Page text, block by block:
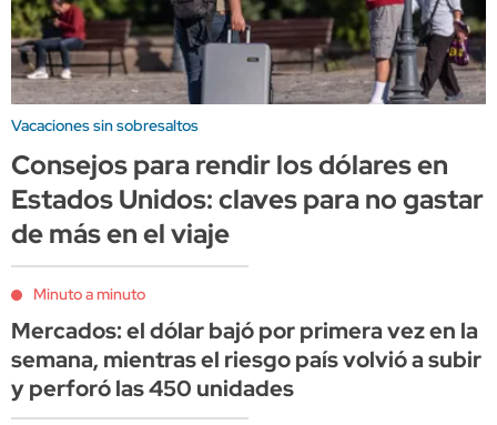
Vacaciones sin sobresaltos
Consejos para rendir los dólares en
Estados Unidos: claves para no gastar
de más en el viaje
Minuto a minuto
Mercados: el dólar bajó por primera vez en la
semana, mientras el riesgo país volvió a subir
y perforó las 450 unidades